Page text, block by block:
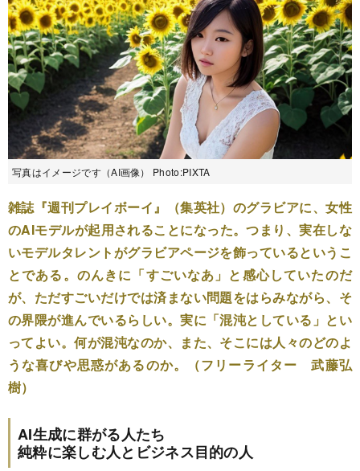
写真はイメージです（AI画像） Photo:PIXTA
雑誌『週刊プレイボーイ』（集英社）のグラビアに、女性
のAIモデルが起用されることになった。つまり、実在しな
いモデルタレントがグラビアページを飾っているというこ
とである。のんきに「すごいなあ」と感心していたのだ
が、ただすごいだけでは済まない問題をはらみながら、そ
の界隈が進んでいるらしい。実に「混沌としている」とい
ってよい。何が混沌なのか、また、そこには人々のどのよ
うな喜びや思惑があるのか。（フリーライター 武藤弘
樹）
AI生成に群がる人たち
純粋に楽しむ人とビジネス目的の人